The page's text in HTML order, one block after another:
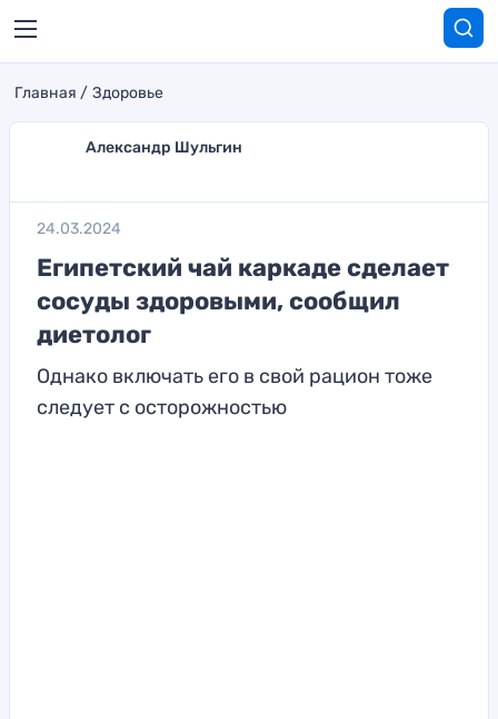
Главная Здоровье
Александр Шульгин
24.03.2024
Египетский чай каркаде сделает
сосуды здоровыми, сообщил
диетолог
Однако включать его в свой рацион тоже
следует с осторожностью